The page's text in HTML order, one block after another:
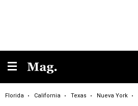
Florida California Texas Nueva York